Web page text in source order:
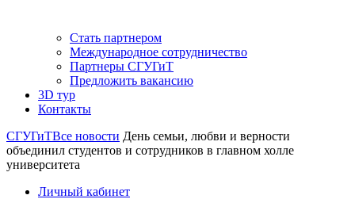
Стать партнером
Международное сотрудничество
Партнеры СГУГиТ
Предложить вакансию
3D тур
Контакты
СГУГиТВсе новости День семьи, любви и верности
объединил студентов и сотрудников в главном холле
университета
Личный кабинет